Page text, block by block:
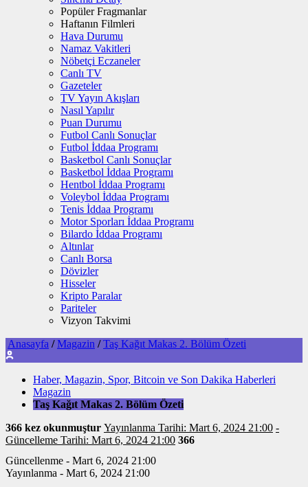
Popüler Fragmanlar
Haftanın Filmleri
Hava Durumu
Namaz Vakitleri
Nöbetçi Eczaneler
Canlı TV
Gazeteler
TV Yayın Akışları
Nasıl Yapılır
Puan Durumu
Futbol Canlı Sonuçlar
Futbol İddaa Programı
Basketbol Canlı Sonuçlar
Basketbol İddaa Programı
Hentbol İddaa Programı
Voleybol İddaa Programı
Tenis İddaa Programı
Motor Sporları İddaa Programı
Bilardo İddaa Programı
Altınlar
Canlı Borsa
Dövizler
Hisseler
Kripto Paralar
Pariteler
Vizyon Takvimi
Anasayfa / Magazin / Taş Kağıt Makas 2. Bölüm Özeti
Haber, Magazin, Spor, Bitcoin ve Son Dakika Haberleri
Magazin
Taş Kağıt Makas 2. Bölüm Özeti
366 kez okunmuştur Yayınlanma Tarihi: Mart 6, 2024 21:00 -
Güncelleme Tarihi: Mart 6, 2024 21:00 366
Güncellenme - Mart 6, 2024 21:00
Yayınlanma - Mart 6, 2024 21:00